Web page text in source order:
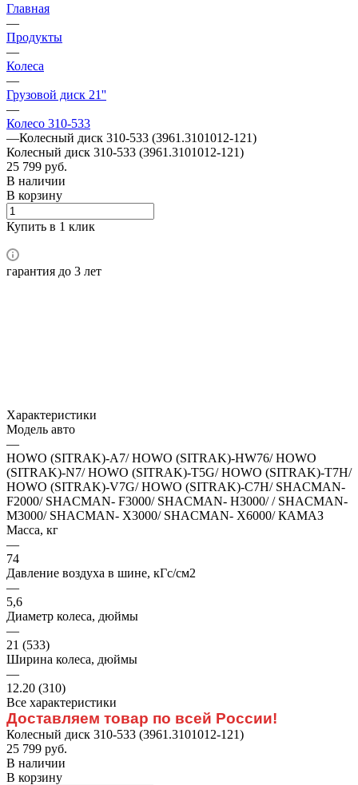
Главная
—
Продукты
—
Колеса
—
Грузовой диск 21''
—
Колесо 310-533
—Колесный диск 310-533 (3961.3101012-121)
Колесный диск 310-533 (3961.3101012-121)
25 799 руб.
В наличии
В корзину
Купить в 1 клик
гарантия до 3 лет
Характеристики
Модель авто
—
HOWO (SITRAK)-A7/ HOWO (SITRAK)-HW76/ HOWO
(SITRAK)-N7/ HOWO (SITRAK)-T5G/ HOWO (SITRAK)-T7H/
HOWO (SITRAK)-V7G/ HOWO (SITRAK)-C7H/ SHACMAN-
F2000/ SHACMAN- F3000/ SHACMAN- H3000/ / SHACMAN-
M3000/ SHACMAN- X3000/ SHACMAN- X6000/ КАМАЗ
Масса, кг
—
74
Давление воздуха в шине, кГс/см2
—
5,6
Диаметр колеса, дюймы
—
21 (533)
Ширина колеса, дюймы
—
12.20 (310)
Все характеристики
Доставляем товар по всей России!
Колесный диск 310-533 (3961.3101012-121)
25 799 руб.
В наличии
В корзину